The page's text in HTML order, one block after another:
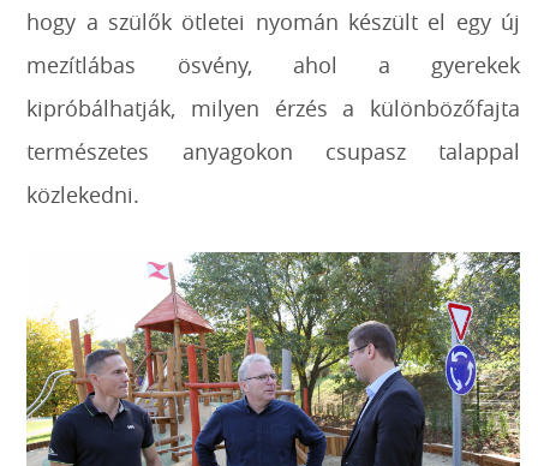
hogy a szülők ötletei nyomán készült el egy új
mezítlábas ösvény, ahol a gyerekek
kipróbálhatják, milyen érzés a különbözőfajta
természetes anyagokon csupasz talappal
közlekedni.